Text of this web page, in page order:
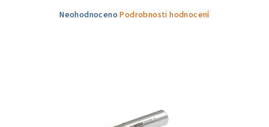
Průměrné
Neohodnoceno Podrobnosti hodnocení